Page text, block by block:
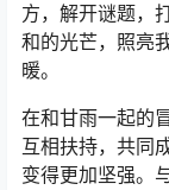
方，解开谜题，
和的光芒，照亮
暖。
在和甘雨一起的
互相扶持，共同
变得更加坚强。